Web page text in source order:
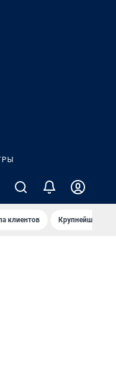
клиентов Крупнейшие